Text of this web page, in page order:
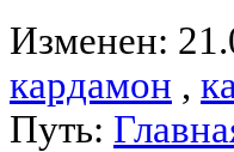
Изменен:
кардамон ,
Путь: